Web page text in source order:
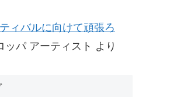
ィバルに向けて頑張ろ
ッパ アーティスト より